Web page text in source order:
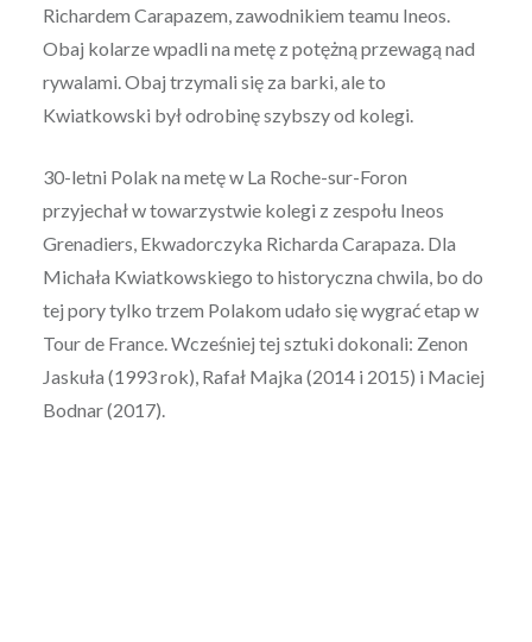
Richardem Carapazem, zawodnikiem teamu Ineos.
Obaj kolarze wpadli na metę z potężną przewagą nad
rywalami. Obaj trzymali się za barki, ale to
Kwiatkowski był odrobinę szybszy od kolegi.
30-letni Polak na metę w La Roche-sur-Foron
przyjechał w towarzystwie kolegi z zespołu Ineos
Grenadiers, Ekwadorczyka Richarda Carapaza. Dla
Michała Kwiatkowskiego to historyczna chwila, bo do
tej pory tylko trzem Polakom udało się wygrać etap w
Tour de France. Wcześniej tej sztuki dokonali: Zenon
Jaskuła (1993 rok), Rafał Majka (2014 i 2015) i Maciej
Bodnar (2017).